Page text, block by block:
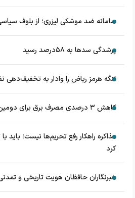
سامانه ضد موشکی لیزری؛ از بلوف
پرشدگی سدها به ۵۸درصد رسید
تنگه هرمز ریاض را وادار به تخفیف‌دهی
کاهش ۳ درصدی مصرف برق برای دومین سال متوالی
مذاکره راهکار رفع تحریم‌ها نیست؛ باید
کرد
خبرنگاران حافظان هویت تاریخی و